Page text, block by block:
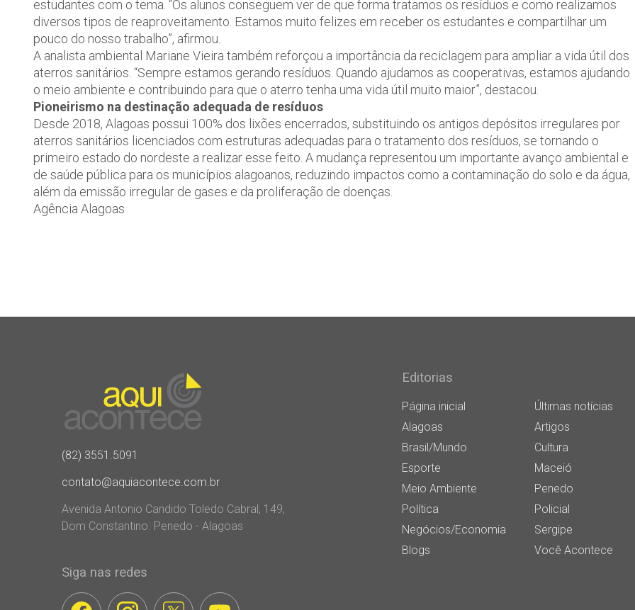
estudantes com o tema. “Os alunos conseguem ver de que forma tratamos os resíduos e como realizamos
diversos tipos de reaproveitamento. Estamos muito felizes em receber os estudantes e compartilhar um
pouco do nosso trabalho”, afirmou.
A analista ambiental Mariane Vieira também reforçou a importância da reciclagem para ampliar a vida útil dos
aterros sanitários. “Sempre estamos gerando resíduos. Quando ajudamos as cooperativas, estamos ajudando
o meio ambiente e contribuindo para que o aterro tenha uma vida útil muito maior”, destacou.
Pioneirismo na destinação adequada de resíduos
Desde 2018, Alagoas possui 100% dos lixões encerrados, substituindo os antigos depósitos irregulares por
aterros sanitários licenciados com estruturas adequadas para o tratamento dos resíduos, se tornando o
primeiro estado do nordeste a realizar esse feito. A mudança representou um importante avanço ambiental e
de saúde pública para os municípios alagoanos, reduzindo impactos como a contaminação do solo e da água,
além da emissão irregular de gases e da proliferação de doenças.
Agência Alagoas
(82) 3551.5091
contato@aquiacontece.com.br
Avenida Antonio Candido Toledo Cabral, 149,
Dom Constantino. Penedo - Alagoas
Siga nas redes
Editorias
Página inicial
Últimas notícias
Alagoas
Artigos
Brasil/Mundo
Cultura
Esporte
Maceió
Meio Ambiente
Penedo
Política
Policial
Negócios/Economia
Sergipe
Blogs
Você Acontece